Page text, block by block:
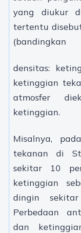
yang diukur
tertentu
(bandingkan
densitas:
ketinggian
atmosfer
ketinggian.
Misalnya,
tekanan di
sekitar 10
ketinggian
dingin
Perbedaan
dan